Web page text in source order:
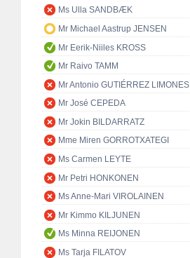
Ms Ulla SANDBÆK
Mr Michael Aastrup JENSEN
Mr Eerik-Niiles KROSS
Mr Raivo TAMM
Mr Antonio GUTIÉRREZ LIMONES
Mr José CEPEDA
Mr Jokin BILDARRATZ
Mme Miren GORROTXATEGI
Ms Carmen LEYTE
Mr Petri HONKONEN
Ms Anne-Mari VIROLAINEN
Mr Kimmo KILJUNEN
Ms Minna REIJONEN
Ms Tarja FILATOV